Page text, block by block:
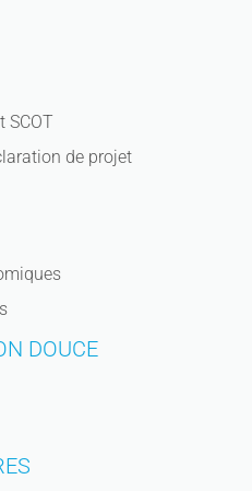
SCOT
de projet
DOUCE